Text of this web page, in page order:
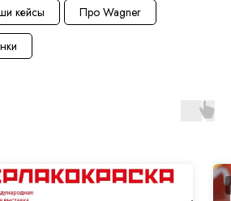
кейсы Про Wagner